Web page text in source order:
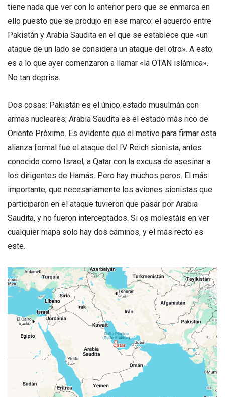
tiene nada que ver con lo anterior pero que se enmarca en
ello puesto que se produjo en ese marco: el acuerdo entre
Pakistán y Arabia Saudita en el que se establece que «un
ataque de un lado se considera un ataque del otro». A esto
es a lo que ayer comenzaron a llamar «la OTAN islámica».
No tan deprisa.
Dos cosas: Pakistán es el único estado musulmán con
armas nucleares; Arabia Saudita es el estado más rico de
Oriente Próximo. Es evidente que el motivo para firmar esta
alianza formal fue el ataque del IV Reich sionista, antes
conocido como Israel, a Qatar con la excusa de asesinar a
los dirigentes de Hamás. Pero hay muchos peros. El más
importante, que necesariamente los aviones sionistas que
participaron en el ataque tuvieron que pasar por Arabia
Saudita, y no fueron interceptados. Si os molestáis en ver
cualquier mapa solo hay dos caminos, y el más recto es
este.